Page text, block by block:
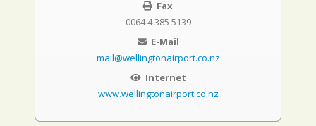
Fax
0064 4 385 5139
E-Mail
mail@wellingtonairport.co.nz
Internet
www.wellingtonairport.co.nz